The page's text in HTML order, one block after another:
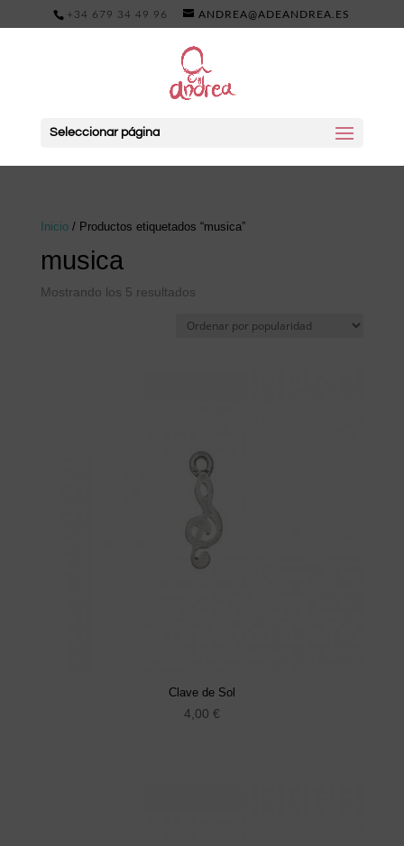
+34 679 34 49 96 ANDREA@ADEANDREA.ES
Seleccionar página
Inicio/ Productos etiquetados “musica”
musica
Mostrando los 5 resultadosOrdenado
popularidad
Clave de Sol
4,00 €